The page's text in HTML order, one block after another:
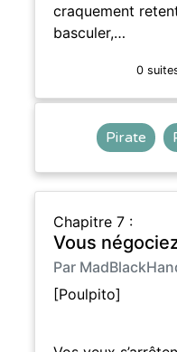
craquement
basculer,…
0
Pirate
Chapitre 7 :
Vous
Par
[Poulpito]